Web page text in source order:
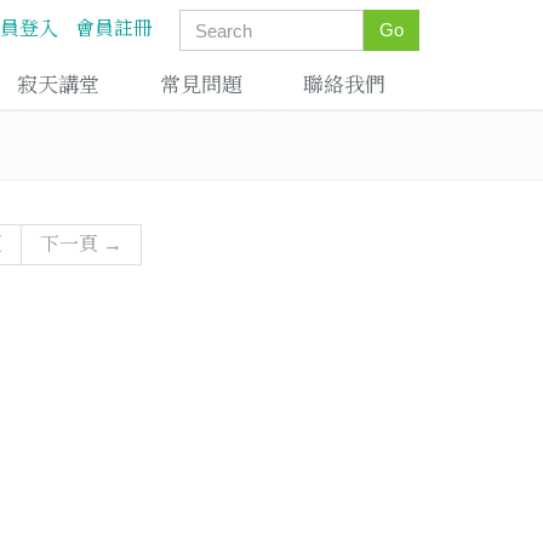
Go
登入 會員註冊
寂天講堂 常見問題 聯絡我們
下一頁 →